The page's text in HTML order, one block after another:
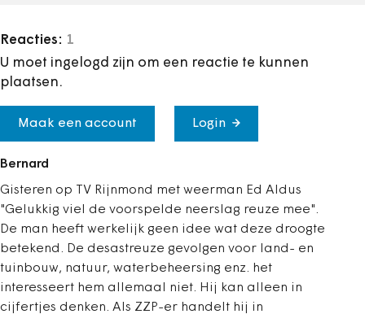
Reacties: 1
U moet ingelogd zijn om een reactie te kunnen
plaatsen.
Maak een account Login
Bernard
Gisteren op TV Rijnmond met weerman Ed Aldus
"Gelukkig viel de voorspelde neerslag reuze mee".
De man heeft werkelijk geen idee wat deze droogte
betekend. De desastreuze gevolgen voor land- en
tuinbouw, natuur, waterbeheersing enz. het
interesseert hem allemaal niet. Hij kan alleen in
cijfertjes denken. Als ZZP-er handelt hij in